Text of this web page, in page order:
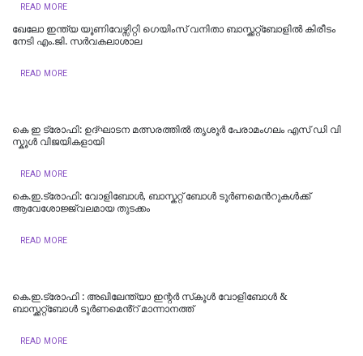
READ MORE
ഖേലോ ഇന്ത്യ യൂണിവേഴ്സിറ്റി ഗെയിംസ് വനിതാ ബാസ്ക്കറ്റ്ബോളില്‍ കിരീടം
നേടി എം.ജി. സര്‍വകലാശാല
READ MORE
കെ ഇ ട്രോഫി: ഉദ്ഘാടന മത്സരത്തിൽ തൃശൂർ പേരാമംഗലം എസ് ഡി വി
സ്കൂൾ വിജയികളായി
READ MORE
കെ.ഇ.ട്രോഫി: വോളിബോൾ, ബാസ്കറ്റ് ബോൾ ടൂർണമെന്‍റുകള്‍ക്ക്
ആവേശോജ്ജ്വലമായ തുടക്കം
READ MORE
കെ.ഇ.ട്രോഫി : അഖിലേന്ത്യാ ഇന്റർ സ്‌കൂൾ വോളിബോൾ &
ബാസ്ക്കറ്റ്ബോൾ ടൂർണമെൻ്റ് മാന്നാനത്ത്
READ MORE